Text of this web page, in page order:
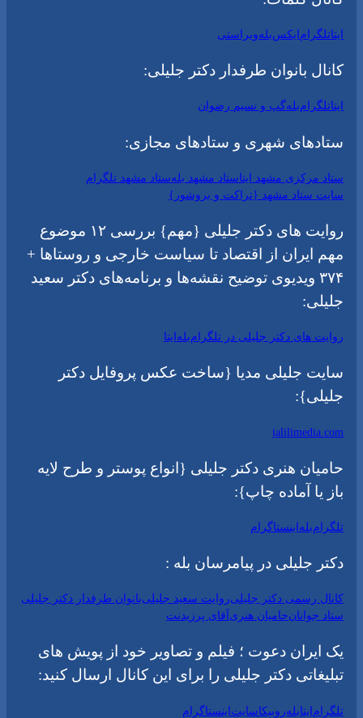
ایتاتلگرامایکسبلهویراستی
کانال بانوان طرفدار دکتر جلیلی:
ایتاتلگرامبلهگپ و نسیم رضوان
ستادهای شهری و ستادهای مجازی:
ستاد مرکزی مشهد ایتاستاد مشهد بلهستاد مشهد تلگرام
سایت ستاد مشهد {تراکت و بروشور}
روایت های دکتر جلیلی {مهم} بررسی ۱۲ موضوع
مهم ایران از اقتصاد تا سیاست خارجی و روستاها +
۳۷۴ ویدیوی توضیح نقشه‌ها و برنامه‌های دکتر سعید
جلیلی:
روایت های دکتر جلیلی در تلگرامبلهایتا
سایت جلیلی مدیا {ساخت عکس پروفایل دکتر
جلیلی}:
jalilimedia.com
حامیان هنری دکتر جلیلی {انواع پوستر و طرح لایه
باز یا آماده چاپ}:
تلگرامبلهاینستاگرام
دکتر جلیلی در پیامرسان بله :
کانال رسمی دکتر جلیلیروایت سعید جلیلیبانوان طرفدار دکتر جلیلی
ستاد جوانانحامیان هنریآقای پرزیدنت
یک ایران دعوت ؛ فیلم و تصاویر خود از پویش های
تبلیغاتی دکتر جلیلی را برای این کانال ارسال کنید:
تلگرامایتابلهروبیکاسایتاینستاگرام